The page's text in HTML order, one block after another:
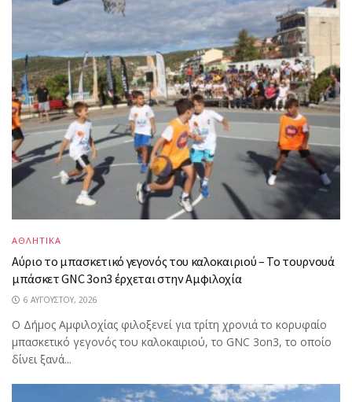
ΑΘΛΗΤΙΚΑ
Αύριο το μπασκετικό γεγονός του καλοκαιριού – Το τουρνουά
μπάσκετ GNC 3on3 έρχεται στην Αμφιλοχία
6 ΑΥΓΟΎΣΤΟΥ, 2026
Ο Δήμος Αμφιλοχίας φιλοξενεί για τρίτη χρονιά το κορυφαίο
μπασκετικό γεγονός του καλοκαιριού, το GNC 3on3, το οποίο
δίνει ξανά...